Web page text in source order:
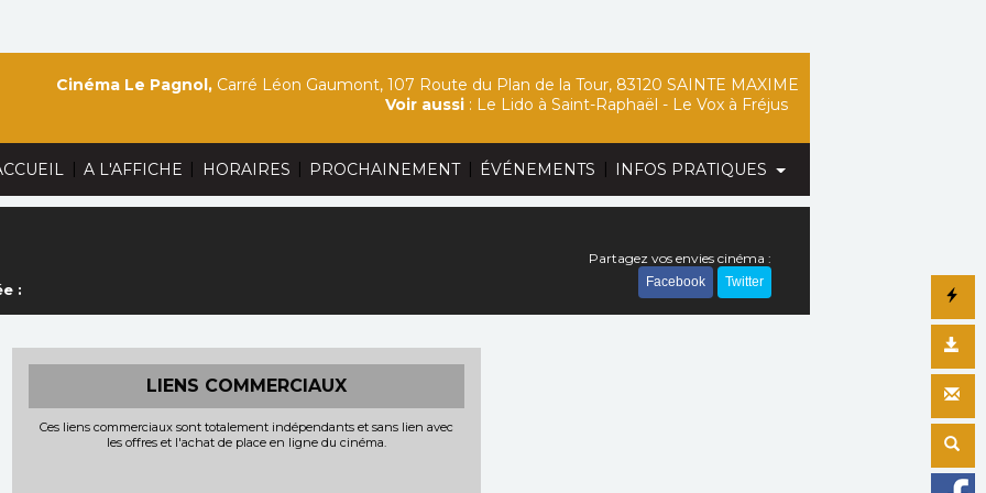
| A L'AFFICHE | HORAIRES | PROCHAINEMENT | ÉVÉNEMENTS | INFOS PRATIQUES
Cinéma Le Pagnol, Carré Léon Gaumont, 107 Route du Plan de la Tour, 83120 SAINTE MAXIME
Voir aussi : Le Lido à Saint-Raphaël - Le Vox à Fréjus
:
Partagez vos envies cinéma :
Facebook Twitter
LIENS COMMERCIAUX
Ces liens commerciaux sont totalement indépendants et sans lien avec
les offres et l'achat de place en ligne du cinéma.